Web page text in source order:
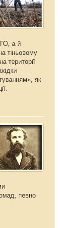
а й
тіньовому
території
як
певно